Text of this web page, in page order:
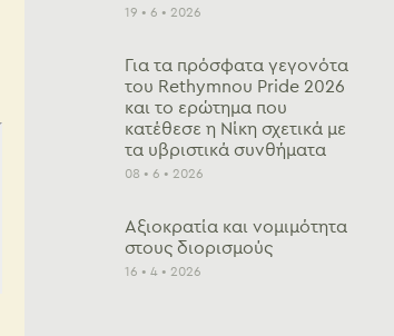
19 • 6 • 2026
Για τα πρόσφατα γεγονότα
του Rethymnou Pride 2026
και το ερώτημα που
κατέθεσε η Νίκη σχετικά με
τα υβριστικά συνθήματα
08 • 6 • 2026
Αξιοκρατία και νομιμότητα
στους διορισμούς
16 • 4 • 2026